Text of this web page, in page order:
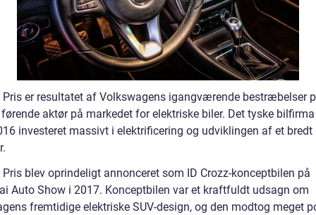
Pris er resultatet af Volkswagens igangværende bestræbelser
aktør på markedet for elektriske biler. Det tyske
investeret massivt i elektrificering og udviklingen af et bredt
Pris blev oprindeligt annonceret som ID Crozz-konceptbilen på
Auto Show i 2017. Konceptbilen var et kraftfuldt udsagn om
fremtidige elektriske SUV-design, og den modtog meget